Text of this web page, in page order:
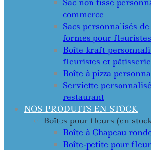
Sac non tissé
commerce
Sacs personnalisés
formes pour fleuristes
Boîte kraft
fleuristes et
Boîte à pizza
Serviette
restaurant
NOS PRODUITS EN STOCK
Boîtes pour fleurs (en
Boîte à Chapeau
Boîte-petite pour